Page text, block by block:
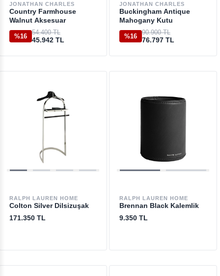
JONATHAN CHARLES
Country Farmhouse
Walnut Aksesuar
%16
54.400 TL
45.942 TL
JONATHAN CHARLES
Buckingham Antique
Mahogany Kutu
%16
90.900 TL
76.797 TL
RALPH LAUREN HOME
Colton Silver Dilsizuşak
171.350 TL
RALPH LAUREN HOME
Brennan Black Kalemlik
9.350 TL